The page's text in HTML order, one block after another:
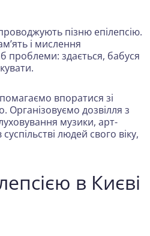
пізню епілепсію.
і мислення
проблеми: здається, бабуся
впоратися зі
дозвілля з
музики, арт-
людей свого віку,
в Києві